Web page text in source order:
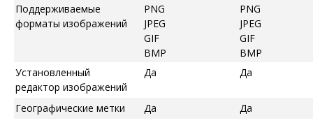
Поддерживаемые
форматы изображений
PNG
JPEG
GIF
BMP
PNG
JPEG
GIF
BMP
Установленный
редактор изображений
Да Да
Географические метки Да Да